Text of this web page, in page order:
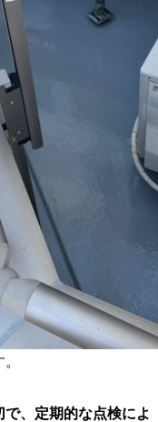
、定期的な点検によ